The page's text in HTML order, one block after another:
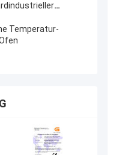
Prüfung
Temperatur-